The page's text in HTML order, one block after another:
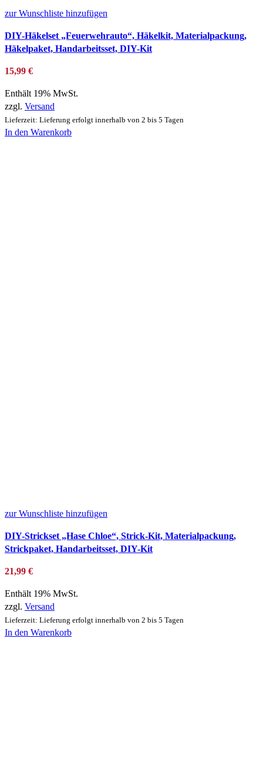
zur Wunschliste hinzufügen
DIY-Häkelset „Feuerwehrauto“, Häkelkit, Materialpackung,
Häkelpaket, Handarbeitsset, DIY-Kit
15,99 €
Enthält 19% MwSt.
zzgl. Versand
Lieferzeit: Lieferung erfolgt innerhalb von 2 bis 5 Tagen
In den Warenkorb
zur Wunschliste hinzufügen
DIY-Strickset „Hase Chloe“, Strick-Kit, Materialpackung,
Strickpaket, Handarbeitsset, DIY-Kit
21,99 €
Enthält 19% MwSt.
zzgl. Versand
Lieferzeit: Lieferung erfolgt innerhalb von 2 bis 5 Tagen
In den Warenkorb